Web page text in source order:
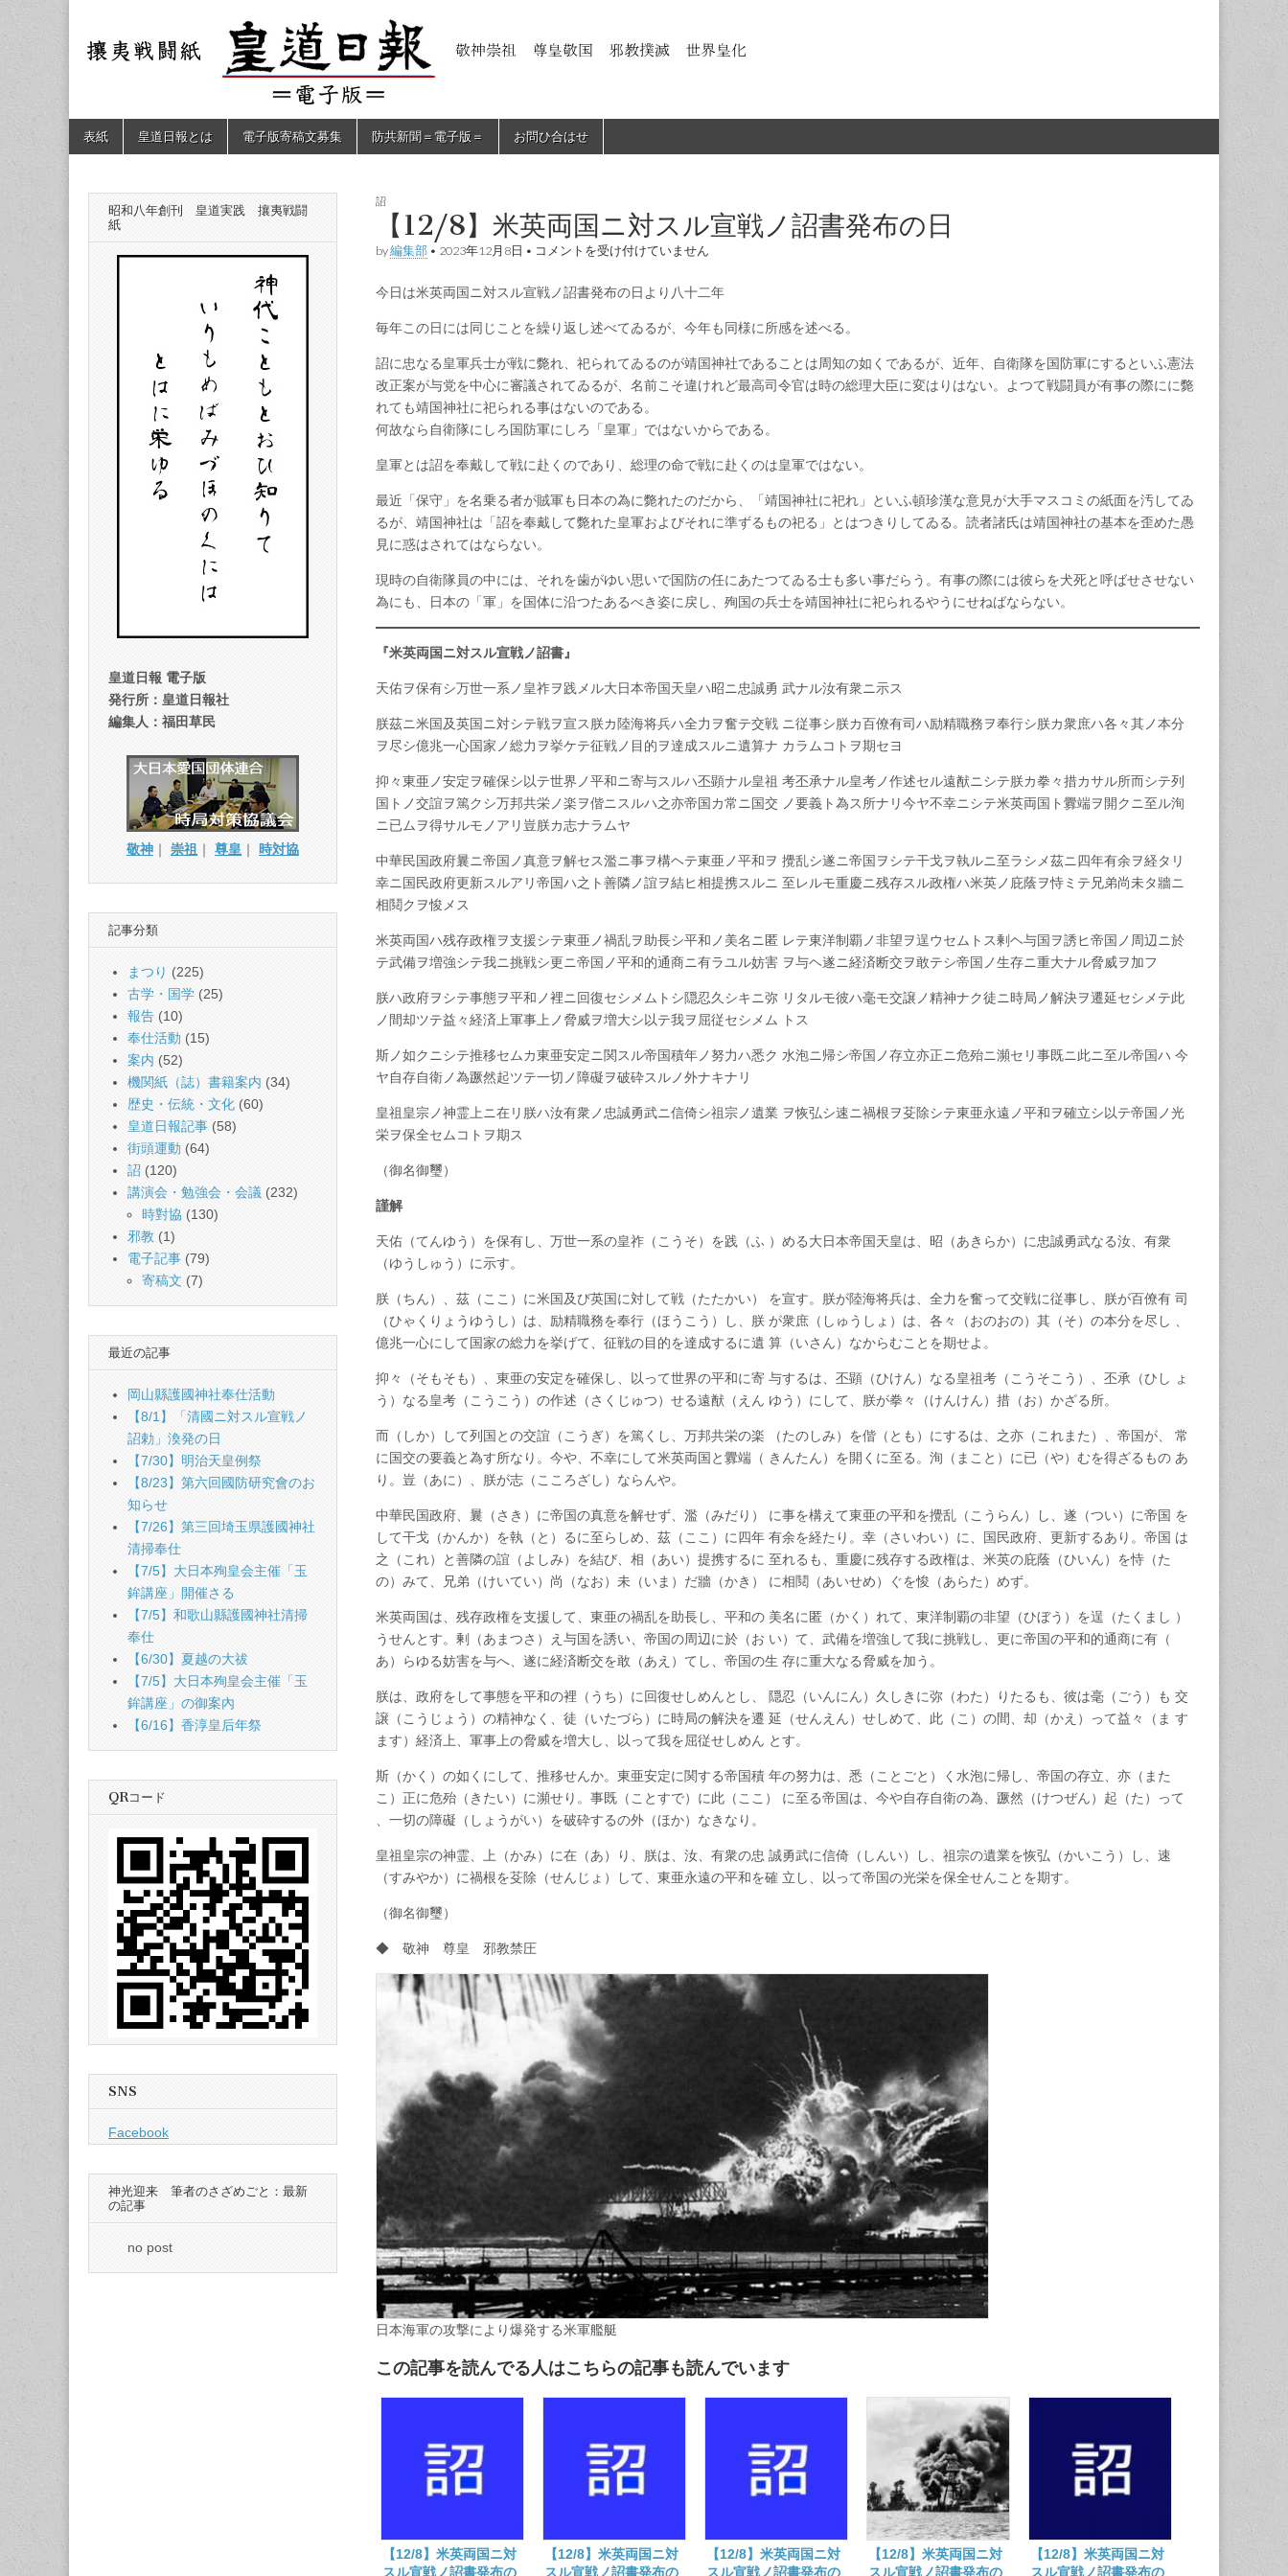
皇道
（防
共新
聞）
敬神
｜崇
祖｜
年創
刊
皇道
践
攘夷
戦闘
Main
menu
Skip
表紙 皇道日報とは 電子版寄稿文募集 防共新聞＝電子版＝ お問ひ合はせ
詔
【12/8】米英両国ニ対スル宣戦ノ詔書発布の日
by編集部 • 2023年12月8日 • 【12/8】
両
ニ
ス
ル
宣
戦
ノ
詔
発
の
日
は
コメントを受け付けていません
今日は米英両国ニ対スル宣戦ノ詔書発布の日より八十二年
毎年この日には同じことを繰り返し述べてゐるが、今年も同様に所感を述べる。
詔に忠なる皇軍兵士が戦に斃れ、祀られてゐるのが靖国神社であることは周知の如くであるが、近年、自衛隊を国防軍にするといふ憲法
改正案が与党を中心に審議されてゐるが、名前こそ違けれど最高司令官は時の総理大臣に変はりはない。よつて戦闘員が有事の際にに斃
れても靖国神社に祀られる事はないのである。
何故なら自衛隊にしろ国防軍にしろ「皇軍」ではないからである。
皇軍とは詔を奉戴して戦に赴くのであり、総理の命で戦に赴くのは皇軍ではない。
最近「保守」を名乗る者が賊軍も日本の為に斃れたのだから、「靖国神社に祀れ」といふ頓珍漢な意見が大手マスコミの紙面を汚してゐ
るが、靖国神社は「詔を奉戴して斃れた皇軍およびそれに準ずるもの祀る」とはつきりしてゐる。読者諸氏は靖国神社の基本を歪めた愚
見に惑はされてはならない。
現時の自衛隊員の中には、それを歯がゆい思いで国防の任にあたつてゐる士も多い事だらう。有事の際には彼らを犬死と呼ばせさせない
為にも、日本の「軍」を国体に沿つたあるべき姿に戻し、殉国の兵士を靖国神社に祀られるやうにせねばならない。
『米英両国ニ対スル宣戦ノ詔書』
天佑ヲ保有シ万世一系ノ皇祚ヲ践メル大日本帝国天皇ハ昭ニ忠誠勇 武ナル汝有衆ニ示ス
朕茲ニ米国及英国ニ対シテ戦ヲ宣ス朕カ陸海将兵ハ全力ヲ奮テ交戦 ニ従事シ朕カ百僚有司ハ励精職務ヲ奉行シ朕カ衆庶ハ各々其ノ本分
ヲ尽シ億兆一心国家ノ総力ヲ挙ケテ征戦ノ目的ヲ達成スルニ遺算ナ カラムコトヲ期セヨ
抑々東亜ノ安定ヲ確保シ以テ世界ノ平和ニ寄与スルハ丕顕ナル皇祖 考丕承ナル皇考ノ作述セル遠猷ニシテ朕カ拳々措カサル所而シテ列
国トノ交誼ヲ篤クシ万邦共栄ノ楽ヲ偕ニスルハ之亦帝国カ常ニ国交 ノ要義ト為ス所ナリ今ヤ不幸ニシテ米英両国ト釁端ヲ開クニ至ル洵
ニ已ムヲ得サルモノアリ豈朕カ志ナラムヤ
中華民国政府曩ニ帝国ノ真意ヲ解セス濫ニ事ヲ構ヘテ東亜ノ平和ヲ 攪乱シ遂ニ帝国ヲシテ干戈ヲ執ルニ至ラシメ茲ニ四年有余ヲ経タリ
幸ニ国民政府更新スルアリ帝国ハ之ト善隣ノ誼ヲ結ヒ相提携スルニ 至レルモ重慶ニ残存スル政権ハ米英ノ庇蔭ヲ恃ミテ兄弟尚未タ牆ニ
相鬩クヲ悛メス
米英両国ハ残存政権ヲ支援シテ東亜ノ禍乱ヲ助長シ平和ノ美名ニ匿 レテ東洋制覇ノ非望ヲ逞ウセムトス剰ヘ与国ヲ誘ヒ帝国ノ周辺ニ於
テ武備ヲ増強シテ我ニ挑戦シ更ニ帝国ノ平和的通商ニ有ラユル妨害 ヲ与ヘ遂ニ経済断交ヲ敢テシ帝国ノ生存ニ重大ナル脅威ヲ加フ
朕ハ政府ヲシテ事態ヲ平和ノ裡ニ回復セシメムトシ隠忍久シキニ弥 リタルモ彼ハ毫モ交譲ノ精神ナク徒ニ時局ノ解決ヲ遷延セシメテ此
ノ間却ツテ益々経済上軍事上ノ脅威ヲ増大シ以テ我ヲ屈従セシメム トス
斯ノ如クニシテ推移セムカ東亜安定ニ関スル帝国積年ノ努力ハ悉ク 水泡ニ帰シ帝国ノ存立亦正ニ危殆ニ瀕セリ事既ニ此ニ至ル帝国ハ 今
ヤ自存自衛ノ為蹶然起ツテ一切ノ障礙ヲ破砕スルノ外ナキナリ
皇祖皇宗ノ神霊上ニ在リ朕ハ汝有衆ノ忠誠勇武ニ信倚シ祖宗ノ遺業 ヲ恢弘シ速ニ禍根ヲ芟除シテ東亜永遠ノ平和ヲ確立シ以テ帝国ノ光
栄ヲ保全セムコトヲ期ス
（御名御璽）
謹解
天佑（てんゆう）を保有し、万世一系の皇祚（こうそ）を践（ふ ）める大日本帝国天皇は、昭（あきらか）に忠誠勇武なる汝、有衆
（ゆうしゅう）に示す。
朕（ちん）、茲（ここ）に米国及び英国に対して戦（たたかい） を宣す。朕が陸海将兵は、全力を奮って交戦に従事し、朕が百僚有 司
（ひゃくりょうゆうし）は、励精職務を奉行（ほうこう）し、朕 が衆庶（しゅうしょ）は、各々（おのおの）其（そ）の本分を尽し 、
億兆一心にして国家の総力を挙げて、征戦の目的を達成するに遺 算（いさん）なからむことを期せよ。
抑々（そもそも）、東亜の安定を確保し、以って世界の平和に寄 与するは、丕顕（ひけん）なる皇祖考（こうそこう）、丕承（ひし ょ
う）なる皇考（こうこう）の作述（さくじゅつ）せる遠猷（えん ゆう）にして、朕が拳々（けんけん）措（お）かざる所。
而（しか）して列国との交誼（こうぎ）を篤くし、万邦共栄の楽 （たのしみ）を偕（とも）にするは、之亦（これまた）、帝国が、 常
に国交の要義と為す所なり。今や、不幸にして米英両国と釁端（ きんたん）を開くに至る。洵（まこと）に已（や）むを得ざるもの あ
り。豈（あに）、朕が志（こころざし）ならんや。
中華民国政府、曩（さき）に帝国の真意を解せず、濫（みだり） に事を構えて東亜の平和を攪乱（こうらん）し、遂（つい）に帝国 を
して干戈（かんか）を執（と）るに至らしめ、茲（ここ）に四年 有余を経たり。幸（さいわい）に、国民政府、更新するあり。帝国 は
之（これ）と善隣の誼（よしみ）を結び、相（あい）提携するに 至れるも、重慶に残存する政権は、米英の庇蔭（ひいん）を恃（た
の）みて、兄弟（けいてい）尚（なお）未（いま）だ牆（かき） に相鬩（あいせめ）ぐを悛（あらた）めず。
米英両国は、残存政権を支援して、東亜の禍乱を助長し、平和の 美名に匿（かく）れて、東洋制覇の非望（ひぼう）を逞（たくまし ）
うせんとす。剰（あまつさ）え与国を誘い、帝国の周辺に於（お い）て、武備を増強して我に挑戦し、更に帝国の平和的通商に有（
あ）らゆる妨害を与へ、遂に経済断交を敢（あえ）てし、帝国の生 存に重大なる脅威を加う。
朕は、政府をして事態を平和の裡（うち）に回復せしめんとし、 隠忍（いんにん）久しきに弥（わた）りたるも、彼は毫（ごう）も 交
譲（こうじょう）の精神なく、徒（いたづら）に時局の解決を遷 延（せんえん）せしめて、此（こ）の間、却（かえ）って益々（ま す
ます）経済上、軍事上の脅威を増大し、以って我を屈従せしめん とす。
斯（かく）の如くにして、推移せんか。東亜安定に関する帝国積 年の努力は、悉（ことごと）く水泡に帰し、帝国の存立、亦（また
こ）正に危殆（きたい）に瀕せり。事既（ことすで）に此（ここ） に至る帝国は、今や自存自衛の為、蹶然（けつぜん）起（た）って
、一切の障礙（しょうがい）を破砕するの外（ほか）なきなり。
皇祖皇宗の神霊、上（かみ）に在（あ）り、朕は、汝、有衆の忠 誠勇武に信倚（しんい）し、祖宗の遺業を恢弘（かいこう）し、速
（すみやか）に禍根を芟除（せんじょ）して、東亜永遠の平和を確 立し、以って帝国の光栄を保全せんことを期す。
（御名御璽）
◆ 敬神 尊皇 邪教禁圧
日本海軍の攻撃により爆発する米軍艦艇
この記事を読んでる人はこちらの記事も読んでいます
【12/8】米英両国ニ対
スル宣戦ノ詔書発布の
【12/8】米英両国ニ対
スル宣戦ノ詔書発布の
【12/8】米英両国ニ対
スル宣戦ノ詔書発布の
【12/8】米英両国ニ対
スル宣戦ノ詔書発布の
【12/8】米英両国ニ対
スル宣戦ノ詔書発布の
昭和八年創刊 皇道実践 攘夷戦闘
紙
皇道日報 電子版
発行所：皇道日報社
編集人：福田草民
敬神 ｜ 崇祖 ｜ 尊皇 ｜ 時対協
記事分類
まつり (225)
古学・国学 (25)
報告 (10)
奉仕活動 (15)
案内 (52)
機関紙（誌）書籍案内 (34)
歴史・伝統・文化 (60)
皇道日報記事 (58)
街頭運動 (64)
詔 (120)
講演会・勉強会・会議 (232)
時對協 (130)
邪教 (1)
電子記事 (79)
寄稿文 (7)
最近の記事
岡山縣護國神社奉仕活動
【8/1】「清國ニ対スル宣戦ノ
詔勅」渙発の日
【7/30】明治天皇例祭
【8/23】第六回國防研究會のお
知らせ
【7/26】第三回埼玉県護國神社
清掃奉仕
【7/5】大日本殉皇会主催「玉
鉾講座」開催さる
【7/5】和歌山縣護國神社清掃
奉仕
【6/30】夏越の大祓
【7/5】大日本殉皇会主催「玉
鉾講座」の御案內
【6/16】香淳皇后年祭
QRコード
SNS
Facebook
神光迎来 筆者のさざめごと：最新
の記事
no post